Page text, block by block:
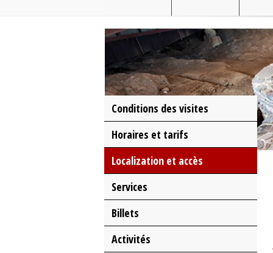
Conditions des visites
Horaires et tarifs
Localization et accès
Services
Billets
Activités